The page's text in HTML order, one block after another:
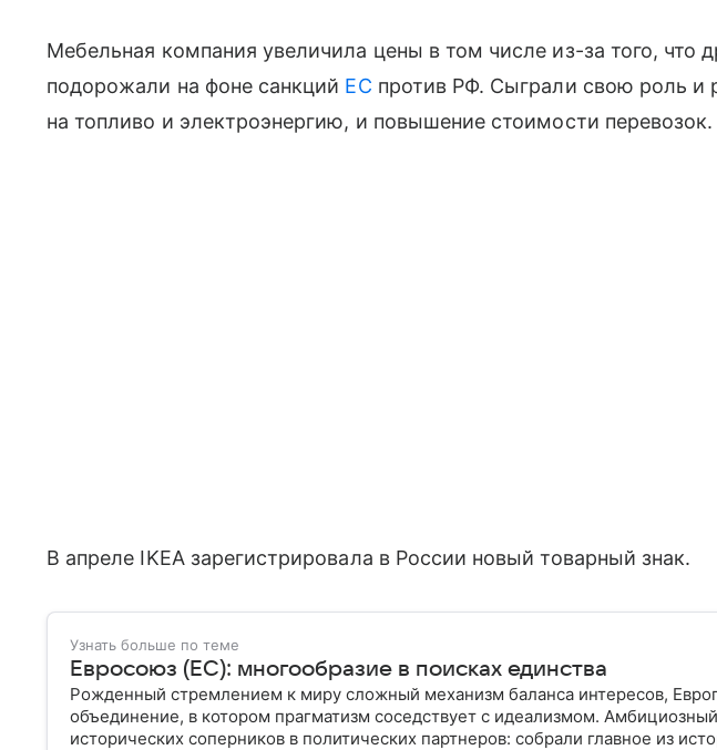
Мебельная компания увеличила цены в том числе из-за того, что
подорожали на фоне санкций ЕС против РФ. Сыграли свою роль и
на топливо и электроэнергию, и повышение стоимости перевозок.
В апреле IKEA зарегистрировала в России новый товарный знак.
Узнать больше по теме
Евросоюз (ЕС): многообразие в поисках единства
Рожденный стремлением к миру сложный механизм баланса интересов,
объединение, в котором прагматизм соседствует с идеализмом.
исторических соперников в политических партнеров: собрали главное из